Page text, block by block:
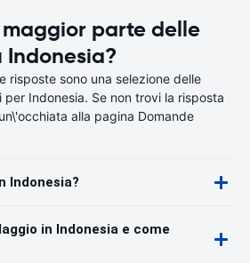
parte delle
Indonesia?
risposte sono una selezione delle
Indonesia. Se non trovi la risposta
alla pagina Domande
Indonesia?
in Indonesia e come